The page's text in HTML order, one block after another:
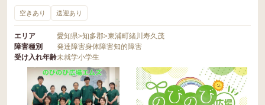
空きあり 送迎あり
エリア 愛知県>知多郡>東浦町緒川寿久茂
障害種別
発達障害身体障害知的障害
受け入れ年齢未就学小学生